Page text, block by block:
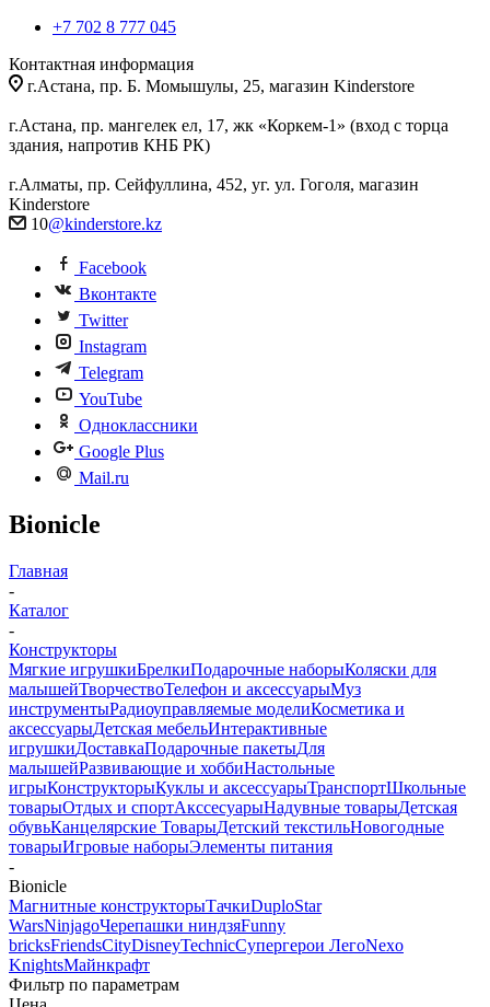
+7 702 8 777 045
Контактная информация
г.Астана, пр. Б. Момышулы, 25, магазин Kinderstore
г.Астана, пр. мангелек ел, 17, жк «Коркем-1» (вход с торца
здания, напротив КНБ РК)
г.Алматы, пр. Сейфуллина, 452, уг. ул. Гоголя, магазин
Kinderstore
10@kinderstore.kz
Facebook
Вконтакте
Twitter
Instagram
Telegram
YouTube
Одноклассники
Google Plus
Mail.ru
Bionicle
Главная
-
Каталог
-
Конструкторы
Мягкие игрушкиБрелкиПодарочные наборыКоляски для
малышейТворчествоТелефон и аксессуарыМуз
инструментыРадиоуправляемые моделиКосметика и
аксессуарыДетская мебельИнтерактивные
игрушкиДоставкаПодарочные пакетыДля
малышейРазвивающие и хоббиНастольные
игрыКонструкторыКуклы и аксессуарыТранспортШкольные
товарыОтдых и спортАкссесуарыНадувные товарыДетская
обувьКанцелярские ТоварыДетский текстильНовогодные
товарыИгровые наборыЭлементы питания
-
Bionicle
Магнитные конструкторыТачкиDuploStar
WarsNinjagoЧерепашки ниндзяFunny
bricksFriendsCityDisneyTechnicСупергерои ЛегоNexo
KnightsМайнкрафт
Фильтр по параметрам